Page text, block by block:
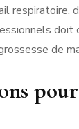
respiratoire,
de